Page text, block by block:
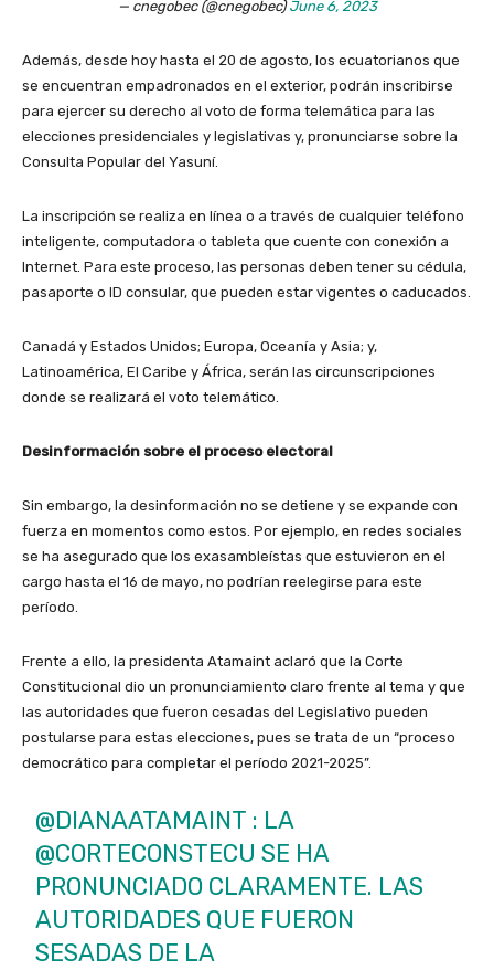
— cnegobec (@cnegobec)June 6, 2023
Además, desde hoy hasta el 20 de agosto, los ecuatorianos que
se encuentran empadronados en el exterior, podrán inscribirse
para ejercer su derecho al voto de forma telemática para las
elecciones presidenciales y legislativas y, pronunciarse sobre la
Consulta Popular del Yasuní.
La inscripción se realiza en línea o a través de cualquier teléfono
inteligente, computadora o tableta que cuente con conexión a
Internet. Para este proceso, las personas deben tener su cédula,
pasaporte o ID consular, que pueden estar vigentes o caducados.
Canadá y Estados Unidos; Europa, Oceanía y Asia; y,
Latinoamérica, El Caribe y África, serán las circunscripciones
donde se realizará el voto telemático.
Desinformación sobre el proceso electoral
Sin embargo, la desinformación no se detiene y se expande con
fuerza en momentos como estos. Por ejemplo, en redes sociales
se ha asegurado que los exasambleístas que estuvieron en el
cargo hasta el 16 de mayo, no podrían reelegirse para este
período.
Frente a ello, la presidenta Atamaint aclaró que la Corte
Constitucional dio un pronunciamiento claro frente al tema y que
las autoridades que fueron cesadas del Legislativo pueden
postularse para estas elecciones, pues se trata de un “proceso
democrático para completar el período 2021-2025”.
@DIANAATAMAINT : LA
@CORTECONSTECU SE HA
PRONUNCIADO CLARAMENTE. LAS
AUTORIDADES QUE FUERON
SESADAS DE LA